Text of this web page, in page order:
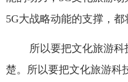
5G大战略动能的支撑，都
所以要把文化旅游
楚。所以要把文化旅游科